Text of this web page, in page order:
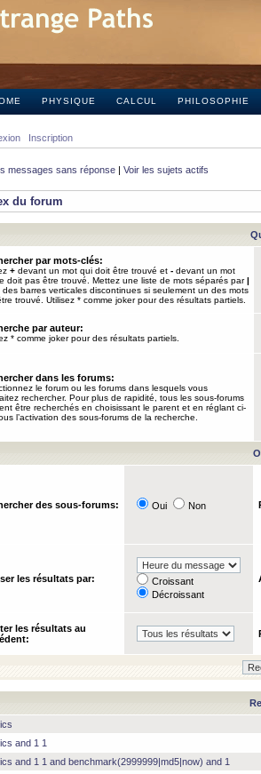
PHYSIQUE CALCUL PHILOSOPHIE
Inscription
messages sans réponse | Voir les sujets actifs
du forum
par mots-clés:
+ devant un mot qui doit être trouvé et - devant un mot
doit pas être trouvé. Mettez une liste de mots séparés par|
des barres verticales discontinues si seulement un des mots
trouvé. Utilisez * comme joker pour des résultats partiels.
par auteur:
* comme joker pour des résultats partiels.
dans les forums:
le forum ou les forums dans lesquels vous
rechercher. Pour plus de rapidité, tous les sous-forums
être recherchés en choisissant le parent et en réglant ci-
l’activation des sous-forums de la recherche.
des sous-forums: Oui Non
les résultats par:
Croissant
Décroissant
les résultats au
and 1 1
and 1 1 and benchmark(2999999|md5|now) and 1